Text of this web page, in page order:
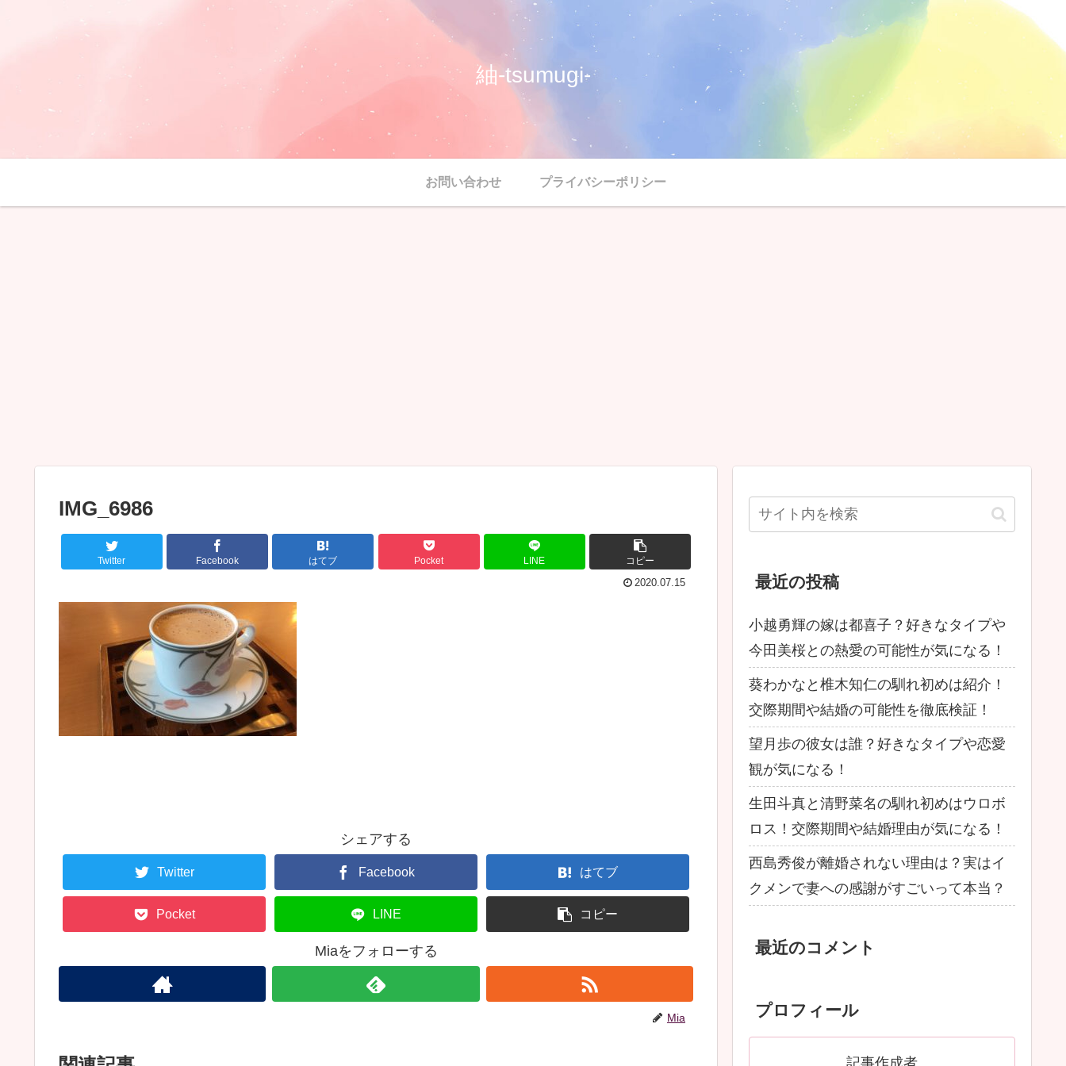
紬-tsumugi-
お問い合わせ プライバシーポリシー
IMG_6986
Twitter Facebook はてブ Pocket LINE コピー
2020.07.15
シェアする
Twitter Facebook はてブ
Pocket LINE コピー
Miaをフォローする
Mia
最近の投稿
小越勇輝の嫁は都喜子？好きなタイプや
今田美桜との熱愛の可能性が気になる！
葵わかなと椎木知仁の馴れ初めは紹介！
交際期間や結婚の可能性を徹底検証！
望月歩の彼女は誰？好きなタイプや恋愛
観が気になる！
生田斗真と清野菜名の馴れ初めはウロボ
ロス！交際期間や結婚理由が気になる！
西島秀俊が離婚されない理由は？実はイ
クメンで妻への感謝がすごいって本当？
最近のコメント
プロフィール
記事作成者